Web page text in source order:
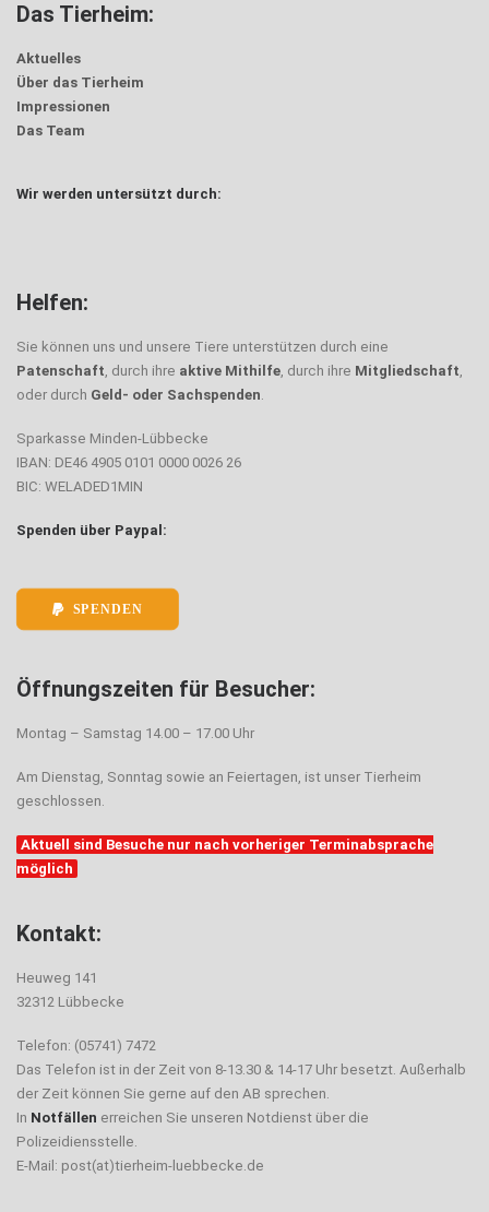
Das Tierheim:
Aktuelles
Über das Tierheim
Impressionen
Das Team
Wir werden untersützt durch:
Helfen:
Sie können uns und unsere Tiere unterstützen durch eine
Patenschaft, durch ihre aktive Mithilfe, durch ihre Mitgliedschaft,
oder durch Geld- oder Sachspenden.
Sparkasse Minden-Lübbecke
IBAN: DE46 4905 0101 0000 0026 26
BIC: WELADED1MIN
Spenden über Paypal:
SPENDEN
Öffnungszeiten für Besucher:
Montag – Samstag 14.00 – 17.00 Uhr
Am Dienstag, Sonntag sowie an Feiertagen, ist unser Tierheim
geschlossen.
Aktuell sind Besuche nur nach vorheriger Terminabsprache
möglich
Kontakt:
Heuweg 141
32312 Lübbecke
Telefon: (05741) 7472
Das Telefon ist in der Zeit von 8-13.30 & 14-17 Uhr besetzt. Außerhalb
der Zeit können Sie gerne auf den AB sprechen.
In Notfällen erreichen Sie unseren Notdienst über die
Polizeidiensstelle.
E-Mail: post(at)tierheim-luebbecke.de